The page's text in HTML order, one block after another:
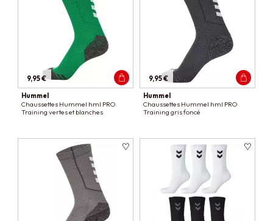
9,95 €
Hummel
Chaussettes Hummel hml PRO
Training vertes et blanches
9,95 €
Hummel
Chaussettes Hummel hml PRO
Training gris foncé